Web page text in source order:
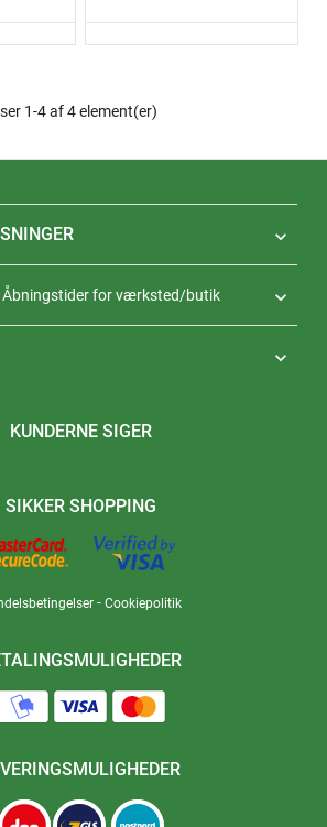
1-4 af 4 element(er)


Åbningstider for værksted/butik

KUNDERNE SIGER
SIKKER SHOPPING
- Cookiepolitik